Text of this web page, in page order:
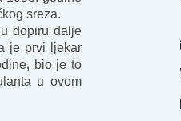
sreza.
dopiru dalje
je prvi ljekar
bio je to
u ovom